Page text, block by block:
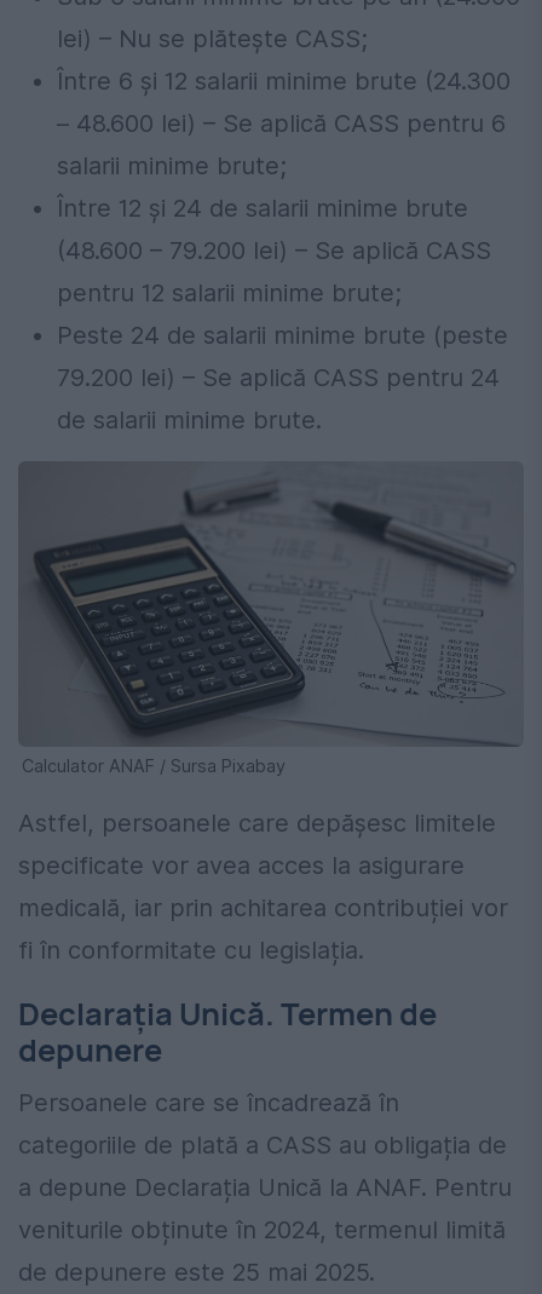
lei) – Nu se plătește CASS;
Între 6 și 12 salarii minime brute (24.300
– 48.600 lei) – Se aplică CASS pentru 6
salarii minime brute;
Între 12 și 24 de salarii minime brute
(48.600 – 79.200 lei) – Se aplică CASS
pentru 12 salarii minime brute;
Peste 24 de salarii minime brute (peste
79.200 lei) – Se aplică CASS pentru 24
de salarii minime brute.
Calculator ANAF / Sursa Pixabay
Astfel, persoanele care depășesc limitele
specificate vor avea acces la asigurare
medicală, iar prin achitarea contribuției vor
fi în conformitate cu legislația.
Declarația Unică. Termen de
depunere
Persoanele care se încadrează în
categoriile de plată a CASS au obligația de
a depune Declarația Unică la ANAF. Pentru
veniturile obținute în 2024, termenul limită
de depunere este 25 mai 2025.